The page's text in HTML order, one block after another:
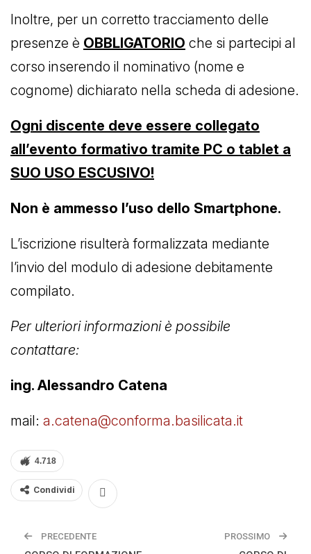
Inoltre, per un corretto tracciamento delle
presenze è OBBLIGATORIO che si partecipi al
corso inserendo il nominativo (nome e
cognome) dichiarato nella scheda di adesione.
Ogni discente deve essere collegato
all’evento formativo tramite PC o tablet a
SUO USO ESCUSIVO!
Non è ammesso l’uso dello Smartphone.
L’iscrizione risulterà formalizzata mediante
l’invio del modulo di adesione debitamente
compilato.
Per ulteriori informazioni è possibile
contattare:
ing. Alessandro Catena
mail: a.catena@conforma.basilicata.it
4.718
Condividi
PRECEDENTE PROSSIMO